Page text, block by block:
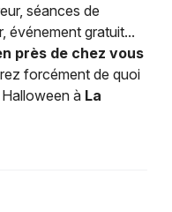
séances de
événement gratuit...
près de chez vous
forcément de quoi
à La